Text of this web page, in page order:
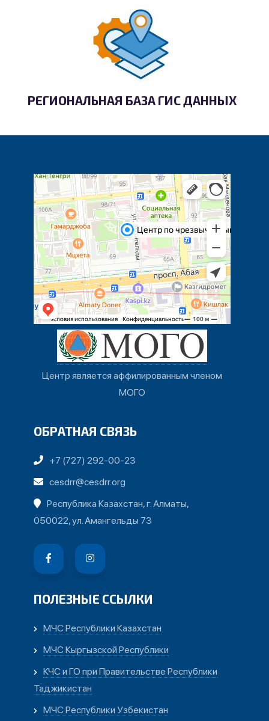
РЕГИОНАЛЬНАЯ БАЗА ГИС ДАННЫХ
Центр является аффилированным членом
МОГО
ОБРАТНАЯ СВЯЗЬ
+7 (727) 292-00-23
cesdrr@cesdrr.org
Республика Казахстан, г. Алматы,
050022, ул. Амангельды 73
ПОЛЕЗНЫЕ ССЫЛКИ
МЧС Республики Казахстан
МЧС Кыргызской Республики
КЧС и ГО при Правительстве Республики
Таджикистан
МЧС Республики Узбекистан